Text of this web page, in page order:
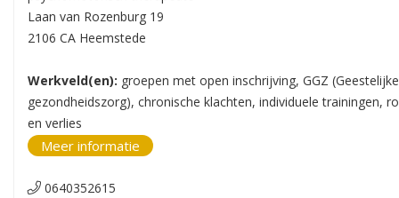
Laan van Rozenburg 19
2106 CA Heemstede
Werkveld(en): groepen met open inschrijving, GGZ (Geestelijke
gezondheidszorg), chronische klachten, individuele trainingen,
en verlies
Meer informatie
0640352615